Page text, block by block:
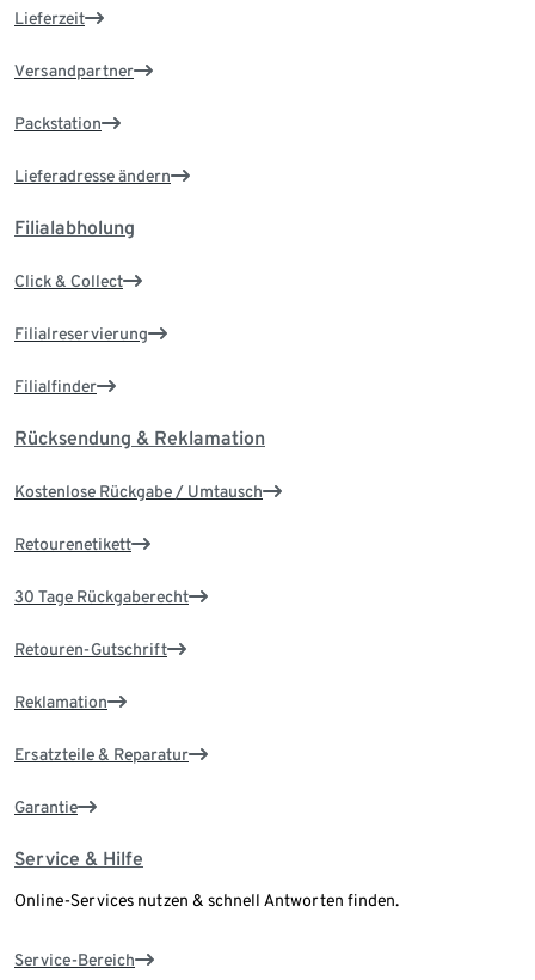
Lieferzeit
Versandpartner
Packstation
Lieferadresse ändern
Filialabholung
Click & Collect
Filialreservierung
Filialfinder
Rücksendung & Reklamation
Kostenlose Rückgabe / Umtausch
Retourenetikett
30 Tage Rückgaberecht
Retouren-Gutschrift
Reklamation
Ersatzteile & Reparatur
Garantie
Service & Hilfe
Online-Services nutzen & schnell Antworten finden.
Service-Bereich